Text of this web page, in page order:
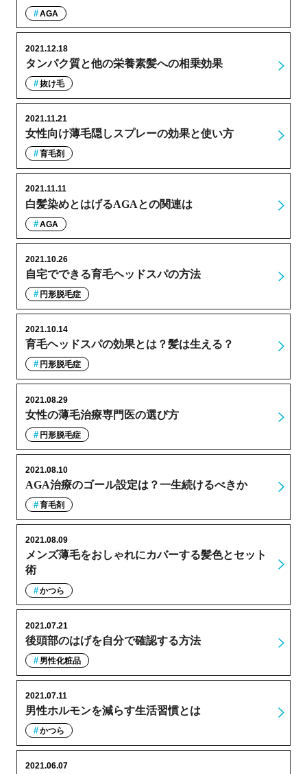
AGA
タンパク質と他の栄養素髪への相乗効果
2021.12.18
抜け毛
女性向け薄毛隠しスプレーの効果と使い方
2021.11.21
育毛剤
白髪染めとはげるAGAとの関連は
2021.11.11
AGA
自宅でできる育毛ヘッドスパの方法
2021.10.26
円形脱毛症
育毛ヘッドスパの効果とは？髪は生える？
2021.10.14
円形脱毛症
女性の薄毛治療専門医の選び方
2021.08.29
円形脱毛症
AGA治療のゴール設定は？一生続けるべきか
2021.08.10
育毛剤
メンズ薄毛をおしゃれにカバーする髪色とセット
術
2021.08.09
かつら
後頭部のはげを自分で確認する方法
2021.07.21
男性化粧品
男性ホルモンを減らす生活習慣とは
2021.07.11
かつら
2021.06.07